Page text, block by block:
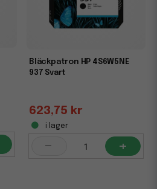
Bläckpatron HP 4S6W5NE
937 Svart
623,75 kr
i lager
- +